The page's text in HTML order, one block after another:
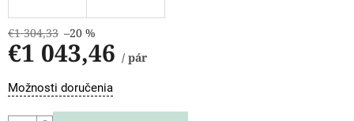
€1 304,33 –20 %
€1 043,46 / pár
Jednotková
cena:
Možnosti doručenia